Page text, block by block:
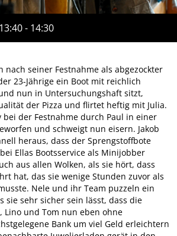
- 14:30
nach seiner Festnahme als abgezockter
23-Jährige ein Boot mit reichlich
nun in Untersuchungshaft sitzt,
der Pizza und flirtet heftig mit Julia.
bei der Festnahme durch Paul in einer
und schweigt nun eisern. Jakob
heraus, dass der Sprengstoffbote
Ellas Bootsservice als Minijobber
aus allen Wolken, als sie hört, dass
hat, das sie wenige Stunden zuvor als
Nele und ihr Team puzzeln ein
sie sehr sicher sein lässt, dass die
Lino und Tom nun eben ohne
Bank um viel Geld erleichtern